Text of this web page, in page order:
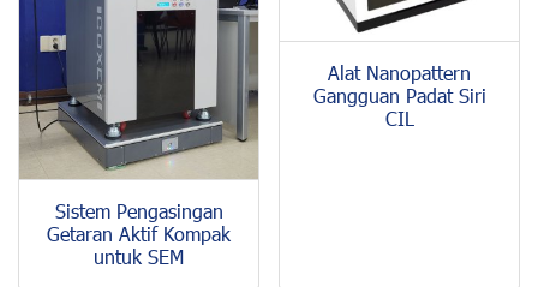
Sistem Pengasingan
Getaran Aktif Kompak
untuk SEM
Alat Nanopattern
Gangguan Padat Siri
CIL